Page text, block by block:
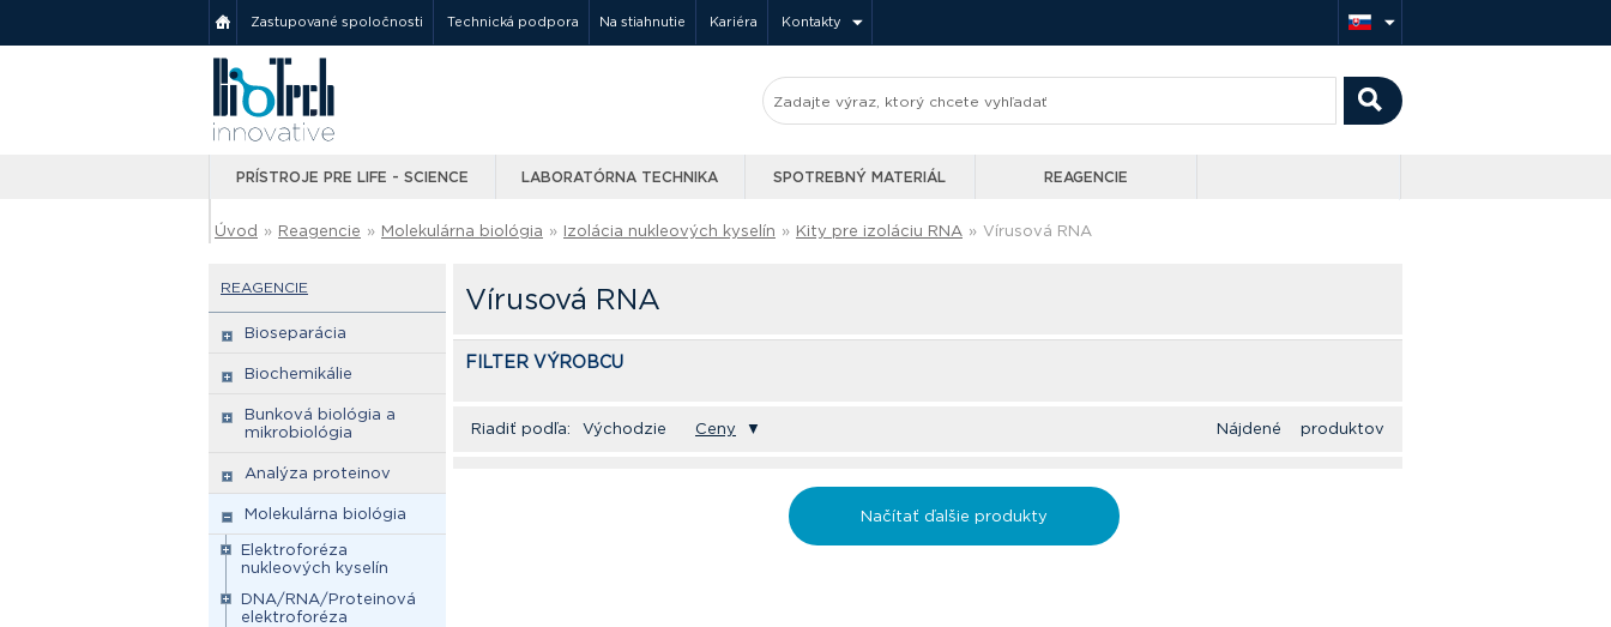
Zastupované spoločnosti Technická podpora Na stiahnutie Kariéra Kontakty
PRÍSTROJE PRE LIFE - SCIENCE LABORATÓRNA TECHNIKA SPOTREBNÝ MATERIÁL REAGENCIE
Úvod » Reagencie » Molekulárna biológia » Izolácia nukleových kyselín » Kity pre izoláciu RNA » Vírusová RNA
REAGENCIE
Bioseparácia
Biochemikálie
Bunková biológia a
mikrobiológia
Analýza proteinov
Molekulárna biológia
Elektroforéza
nukleových kyselín
DNA/RNA/Proteinová
elektroforéza
Vírusová RNA
FILTER VÝROBCU
Riadiť podľa: Východzie Ceny ▼ Nájdené produktov
Načítať ďalšie produkty